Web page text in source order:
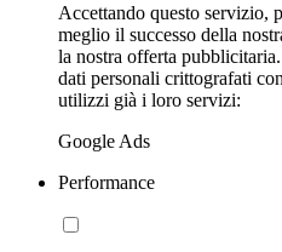
Accettando questo servizio,
meglio il successo della
la nostra offerta
dati personali crittografati
utilizzi già i loro servizi:
Google Ads
Performance